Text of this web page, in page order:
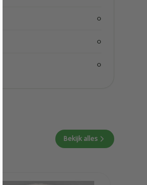
0
0
0
Bekijk alles